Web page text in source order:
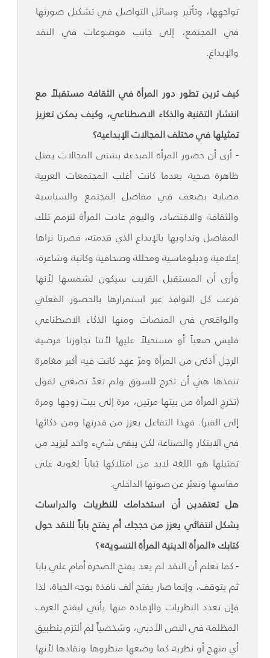
تواجهها، وتأثير وسائل التواصل في تشكيل صورتها
في المجتمع، إلى جانب موضوعات في النقد
والإبداع.
كيف ترين تطور دور المرأة في الثقافة مستقبلاً مع
انتشار التقنية والذكاء الاصطناعي، وكيف يمكن تعزيز
تمثيلها في مختلف المجالات الإبداعية؟
- أرى أن حضور المرأة المبدعة بشتى المجالات يمثل
ظاهرة صحية بعدما كانت أغلب المجتمعات العربية
مصابة بضعف في مفاصل المجتمع والسياسية
والثقافة والاقتصاد، واليوم عادت المرأة لترمم تلك
المفاصل وتداويها بالإبداع الذي قدمته، فصرنا نراها
إعلامية ودبلوماسية ومحللة وصحافية وكاتبة وشاعرة،
وأرى أن المستقبل القريب سيكون لشمسها لأنها
قرعت كل النوافذ عبر استمرارها بالحضور الفعلي
والواقعي في المنصات ومنها الذكاء الاصطناعي
فليس صعباً أو مستحيلاً عليها لأننا تجاوزنا فرضية
الرجل أذكى من المرأة ومرّ عهد كانت فيه أكبر مغامرة
تنفذها هي أن تخرج للسوق ولم تعدّ تصغي لقول
(تخرج المرأة من بيتها مرتين، مرة إلى بيت زوجها ومرة
إلى القبر). فهذا التفاعل يعزز من قدرتها ومن ذكائها
في الابتكار والصناعة لكن يبقى شيء واحد ليزيد من
تمثيلها هو اللغة لابد من امتلاكها ثياباً لغوية على
مقاسها وتعبّر عن صوتها الداخلي.
هل تعتقدين أن استخدامك للنظريات والدراسات
بشكل انتقائي يعزز من حججك أم يفتح باباً للنقد حول
كتابك «المرأة الدينية المرأة النسوية»؟
- كما تعلم أن النقد لم يعد يفتح الصخرة أمام علي بابا
ثم يتوقف، وإنما صار يفتح ألف نافذة بوجه الحياة، لذا
فإن تعدد النظريات والإفادة منها يأتي ليفتح الغرف
المظلمة في النص الأدبي، وشخصياً لم ألتزم بتطبيق
أي منهج أو نظرية كما وضعها منظروها ونقادها لأنها